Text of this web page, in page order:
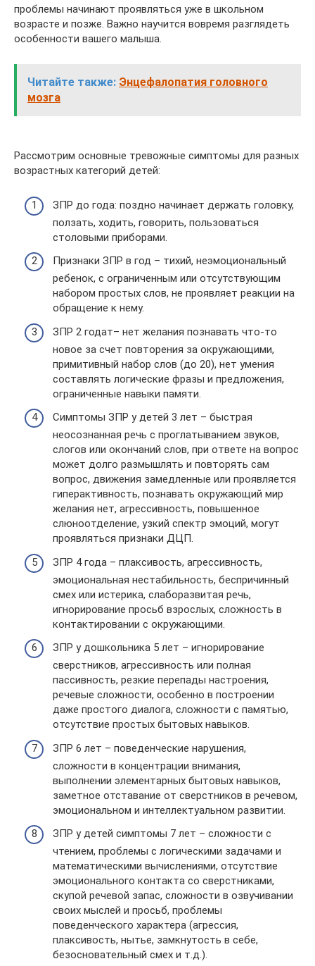
проблемы начинают проявляться уже в школьном
возрасте и позже. Важно научится вовремя разглядеть
особенности вашего малыша.
Читайте также: Энцефалопатия головного
мозга
Рассмотрим основные тревожные симптомы для разных
возрастных категорий детей:
ЗПР до года: поздно начинает держать головку,
ползать, ходить, говорить, пользоваться
столовыми приборами.
Признаки ЗПР в год – тихий, неэмоциональный
ребенок, с ограниченным или отсутствующим
набором простых слов, не проявляет реакции на
обращение к нему.
ЗПР 2 годат– нет желания познавать что-то
новое за счет повторения за окружающими,
примитивный набор слов (до 20), нет умения
составлять логические фразы и предложения,
ограниченные навыки памяти.
Симптомы ЗПР у детей 3 лет – быстрая
неосознанная речь с проглатыванием звуков,
слогов или окончаний слов, при ответе на вопрос
может долго размышлять и повторять сам
вопрос, движения замедленные или проявляется
гиперактивность, познавать окружающий мир
желания нет, агрессивность, повышенное
слюноотделение, узкий спектр эмоций, могут
проявляться признаки ДЦП.
ЗПР 4 года – плаксивость, агрессивность,
эмоциональная нестабильность, беспричинный
смех или истерика, слаборазвитая речь,
игнорирование просьб взрослых, сложность в
контактировании с окружающими.
ЗПР у дошкольника 5 лет – игнорирование
сверстников, агрессивность или полная
пассивность, резкие перепады настроения,
речевые сложности, особенно в построении
даже простого диалога, сложности с памятью,
отсутствие простых бытовых навыков.
ЗПР 6 лет ­– поведенческие нарушения,
сложности в концентрации внимания,
выполнении элементарных бытовых навыков,
заметное отставание от сверстников в речевом,
эмоциональном и интеллектуальном развитии.
ЗПР у детей симптомы 7 лет – сложности с
чтением, проблемы с логическими задачами и
математическими вычислениями, отсутствие
эмоционального контакта со сверстниками,
скупой речевой запас, сложности в озвучивании
своих мыслей и просьб, проблемы
поведенческого характера (агрессия,
плаксивость, нытье, замкнутость в себе,
безосновательный смех и т.д.).